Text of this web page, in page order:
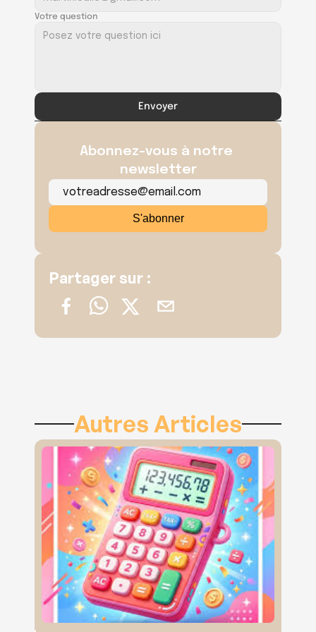
Votre question
Envoyer
Abonnez-vous à notre
newsletter
Partager sur :
Autres Articles